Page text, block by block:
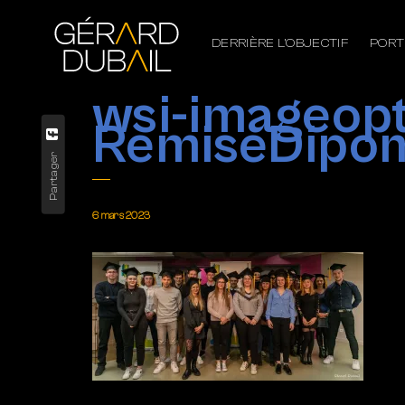
DERRIÈRE L’OBJECTIF
wsi-
Partager
6 mars 2023